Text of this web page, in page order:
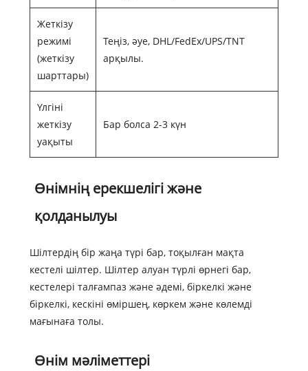
Жеткізу
режимі
(жеткізу
шарттары)
Теңіз, әуе, DHL/FedEx/UPS/TNT
арқылы.
Үлгіні
жеткізу
уақыты
Бар болса 2-3 күн
Өнімнің ерекшелігі және
қолданылуы
Шілтердің бір жаңа түрі бар, тоқылған мақта
кестелі шілтер. Шілтер алуан түрлі өрнегі бар,
кестелері талғампаз және әдемі, біркелкі және
біркелкі, кескіні өміршең, көркем және көлемді
мағынаға толы.
Өнім мәліметтері